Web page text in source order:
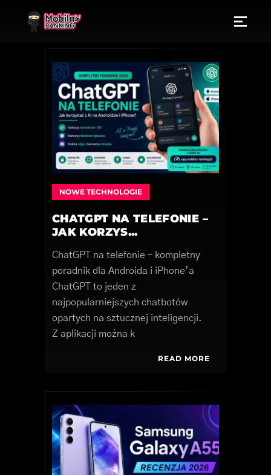
NOWE TECHNOLOGIE
CHATGPT NA TELEFONIE –
JAK KORZYS...
ChatGPT na telefonie – kompletny
poradnik dla Androida i iPhone’a
ChatGPT to jeden z
najpopularniejszych chatbotów
opartych na sztucznej inteligencji.
Z aplikacji można k
READ MORE